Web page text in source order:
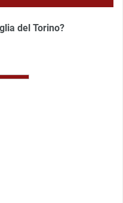
del Torino?